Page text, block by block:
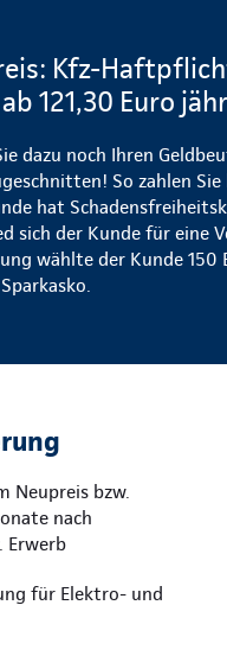
Kfz-
121,30 Euro
dazu noch Ihren
So zahlen
hat
der Kunde für eine
wählte der Kunde
Neupreis bzw.
nach
Erwerb
für Elektro- und